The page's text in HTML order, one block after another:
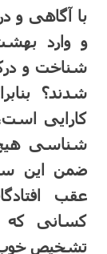
با آگاهی و
و وارد
شناخت و درک
شدند؟
کارایی
شناسی هیچ
ضمن این
عقب
کسانی که
تشخیص خوب